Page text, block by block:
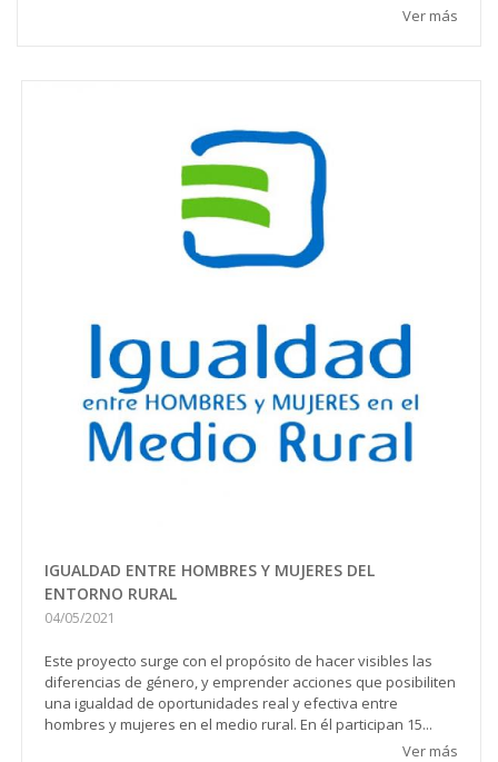
Ver más
IGUALDAD ENTRE HOMBRES Y MUJERES DEL
ENTORNO RURAL
04/05/2021
Este proyecto surge con el propósito de hacer visibles las
diferencias de género, y emprender acciones que posibiliten
una igualdad de oportunidades real y efectiva entre
hombres y mujeres en el medio rural. En él participan 15...
Ver más